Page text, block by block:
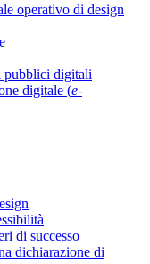
operativo di design
pubblici digitali
digitale (e-
di successo
dichiarazione di